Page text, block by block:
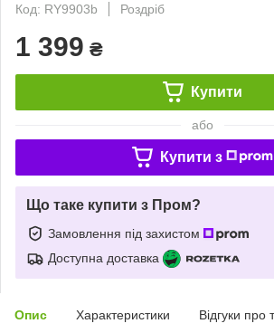
Код: RY9903b
Роздріб
1 399 ₴
Купити
або
Купити з
Що таке купити з Пром?
Замовлення під захистом
Доступна доставка
Опис Характеристики Відгуки про